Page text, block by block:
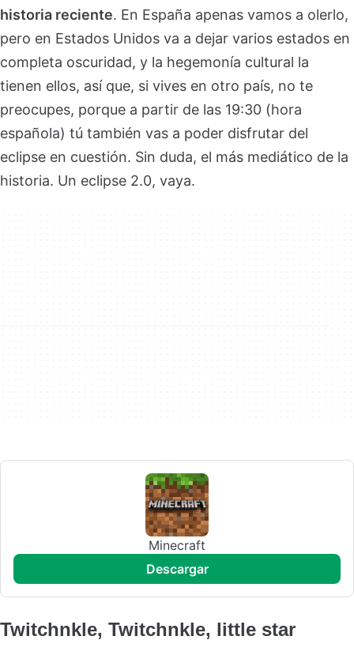
historia reciente. En España apenas vamos a olerlo,
pero en Estados Unidos va a dejar varios estados en
completa oscuridad, y la hegemonía cultural la
tienen ellos, así que, si vives en otro país, no te
preocupes, porque a partir de las 19:30 (hora
española) tú también vas a poder disfrutar del
eclipse en cuestión. Sin duda, el más mediático de la
historia. Un eclipse 2.0, vaya.
Minecraft
descargar
Twitchnkle, Twitchnkle, little star